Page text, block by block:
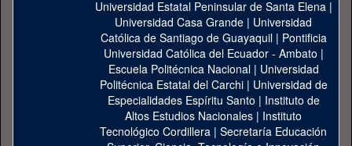
Universidad Estatal Peninsular de Santa Elena|
Universidad Casa Grande | Universidad
Católica de Santiago de Guayaquil| Pontificia
Universidad Católica del Ecuador - Ambato |
Escuela Politécnica Nacional| Universidad
Politécnica Estatal del Carchi| Universidad de
Especialidades Espíritu Santo | Instituto de
Altos Estudios Nacionales | Instituto
Tecnológico Cordillera | Secretaría Educación